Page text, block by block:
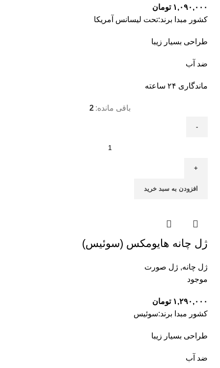
۱,۰۹۰,۰۰۰ تومان
کشور مبدا برند:تحت لیسانس آمریکا
طراحی بسیار زیبا
ضد آب
ماندگاری ۲۴ ساعته
باقی مانده: 2
افزودن به سبد خرید
ژل چانه هایومکس (سوئیس)
ژل چانه, ژل صورت
موجود
۱,۲۹۰,۰۰۰ تومان
کشور مبدا برند:سوئیس
طراحی بسیار زیبا
ضد آب